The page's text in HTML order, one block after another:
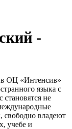
-
в ОЦ «Интенсив» —
языка с
становятся не
свободно владеют
учебе и